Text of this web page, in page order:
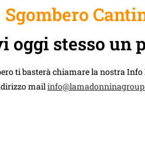
Sgombero
oggi stesso un
ti basterà chiamare la nostra Info
mail